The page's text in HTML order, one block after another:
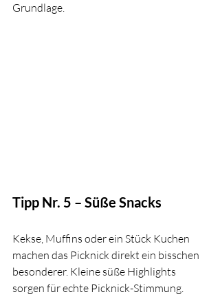
Grundlage.
Tipp Nr. 5 – Süße Snacks
Kekse, Muffins oder ein Stück Kuchen
machen das Picknick direkt ein bisschen
besonderer. Kleine süße Highlights
sorgen für echte Picknick-Stimmung.